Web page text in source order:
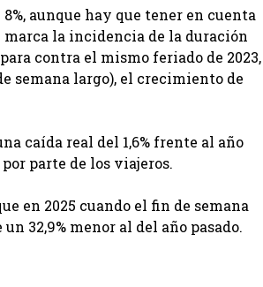
aunque hay que tener en cuenta
marca la incidencia de la duración
contra el mismo feriado de 2023,
semana largo), el crecimiento de
caída real del 1,6% frente al año
parte de los viajeros.
en 2025 cuando el fin de semana
32,9% menor al del año pasado.